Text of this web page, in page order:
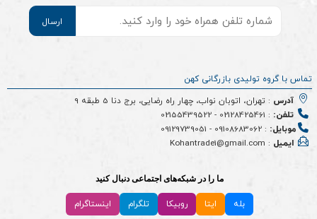
تماس با گروه تولیدی بازرگانی کهن
آدرس : تهران، اتوبان نواب، چهار راه رضایی، برج دنا 5 طبقه 9
تلفن: :
02128425461
-
02155439522
موبایل: :
09108683062
-
09129739051
ایمیل : Kohantrade1@gmail.com
ما را در شبکه‌های اجتماعی دنبال کنید
بله ایتا روبیکا تلگرام اینستاگرام